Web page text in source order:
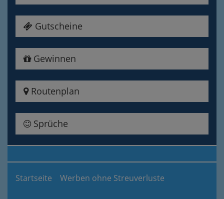
Gutscheine
Gewinnen
Routenplan
Sprüche
Startseite Werben ohne Streuverluste